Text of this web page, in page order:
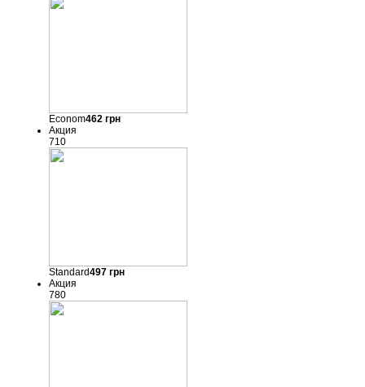
Econom462грн
Акция
710
Standard497грн
Акция
780